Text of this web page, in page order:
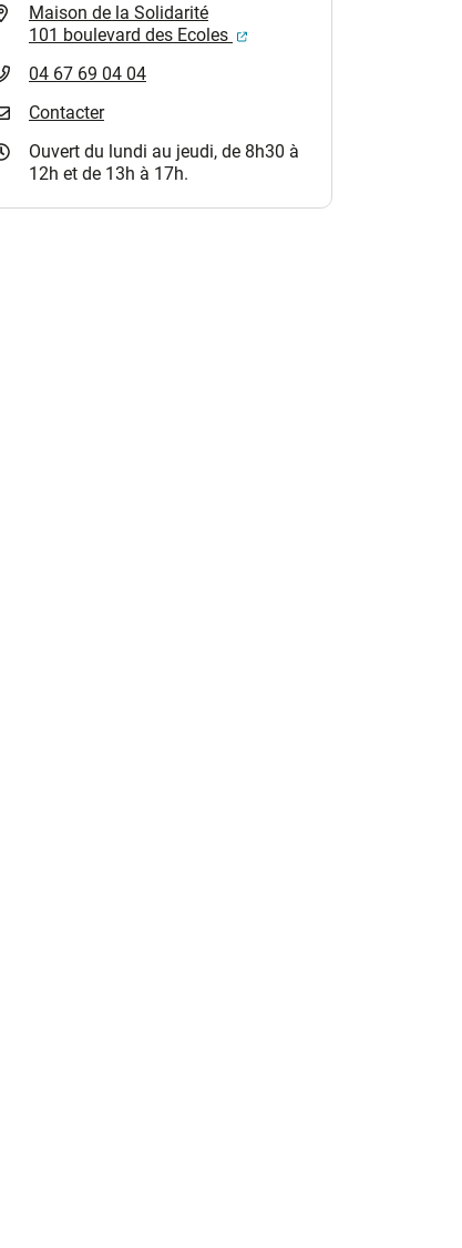
Maison de la Solidarité
101 boulevard des Ecoles
(ouverture dans un nouvel
04 67 69 04 04
Contacter
Ouvert du lundi au jeudi, de 8h30 à
12h et de 13h à 17h.